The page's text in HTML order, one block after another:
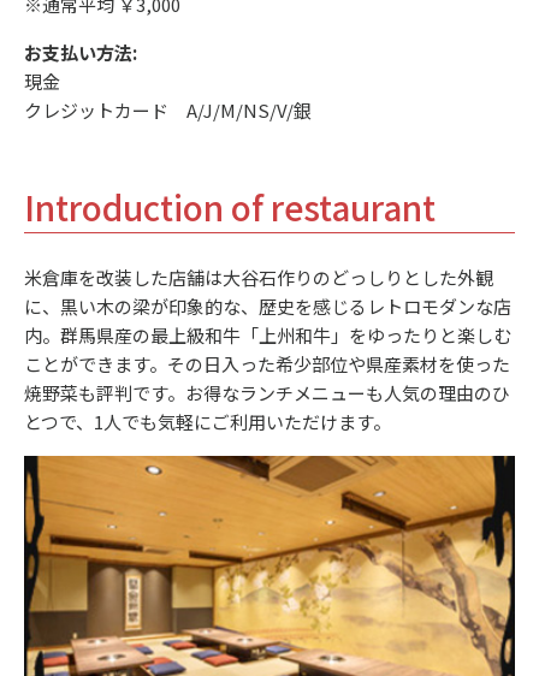
お支払い方法:
現金
クレジットカード A/J/M/NS/V/銀
Introduction of restaurant
米倉庫を改装した店舗は大谷石作りのどっしりとした外観
に、黒い木の梁が印象的な、歴史を感じるレトロモダンな店
内。群馬県産の最上級和牛「上州和牛」をゆったりと楽しむ
ことができます。その日入った希少部位や県産素材を使った
焼野菜も評判です。お得なランチメニューも人気の理由のひ
とつで、1人でも気軽にご利用いただけます。